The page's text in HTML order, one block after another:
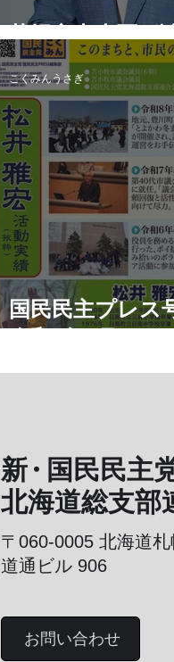
札幌市中央区_
国民民主プレス
こくみんうさぎ
新・ 国民民主
北海道総支部
〒060-0005 北海道
道通ビル 906
お問い合わせ